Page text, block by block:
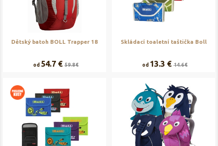
Dětský batoh BOLL Trapper 18
od 54.7 € 59.8 €
Skládací toaletní taštička Boll
od 13.3 € 14.6 €